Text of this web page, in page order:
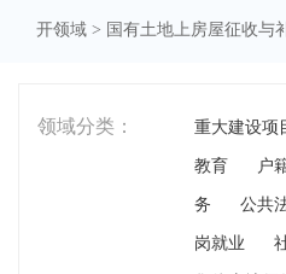
开领域 > 国有土地上房屋征收与
领域分类： 重大建设项
教育 户
务 公共
岗就业